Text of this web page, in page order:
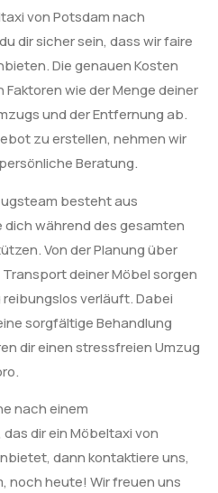
von Potsdam nach
dir sicher sein, dass wir faire
Die genauen Kosten
wie der Menge deiner
und der Entfernung ab.
zu erstellen, nehmen wir
Beratung.
besteht aus
während des gesamten
Von der Planung über
deiner Möbel sorgen
verläuft. Dabei
sorgfältige Behandlung
dir einen stressfreien Umzug
nach einem
dir ein Möbeltaxi von
dann kontaktiere uns,
noch heute! Wir freuen uns